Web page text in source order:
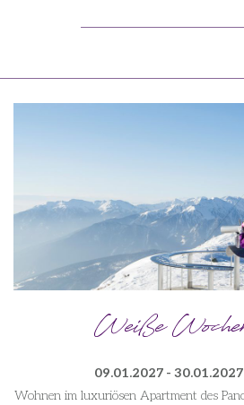
Weiße
09.01.2027 -
Wohnen im luxuriösen Apartment des